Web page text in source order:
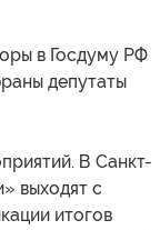
в Госдуму РФ
депутаты
В Санкт-
выходят с
итогов